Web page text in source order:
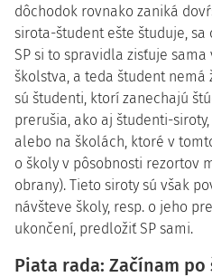
dôchodok rovnako zaniká
sirota-študent ešte študuje,
SP si to spravidla zisťuje
školstva, a teda študent nemá
sú študenti, ktorí zanechajú
prerušia, ako aj študenti-
alebo na školách, ktoré v
o školy v pôsobnosti rezortov
obrany). Tieto siroty sú však
návšteve školy, resp. o jeho
ukončení, predložiť SP sami.
Piata rada: Začínam